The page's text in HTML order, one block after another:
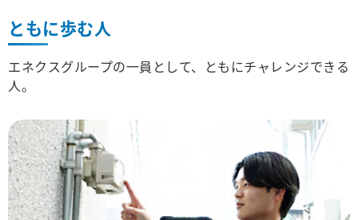
ともに歩む人
エネクスグループの一員として、ともにチャレンジできる
人。